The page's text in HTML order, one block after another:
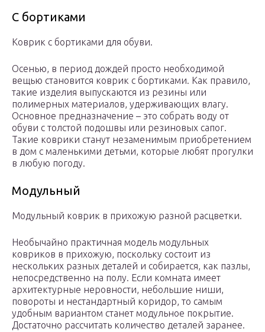
С бортиками
Коврик с бортиками для обуви.
Осенью, в период дождей просто необходимой
вещью становится коврик с бортиками. Как правило,
такие изделия выпускаются из резины или
полимерных материалов, удерживающих влагу.
Основное предназначение – это собрать воду от
обуви с толстой подошвы или резиновых сапог.
Такие коврики станут незаменимым приобретением
в дом с маленькими детьми, которые любят прогулки
в любую погоду.
Модульный
Модульный коврик в прихожую разной расцветки.
Необычайно практичная модель модульных
ковриков в прихожую, поскольку состоит из
нескольких разных деталей и собирается, как пазлы,
непосредственно на полу. Если комната имеет
архитектурные неровности, небольшие ниши,
повороты и нестандартный коридор, то самым
удобным вариантом станет модульное покрытие.
Достаточно рассчитать количество деталей заранее.